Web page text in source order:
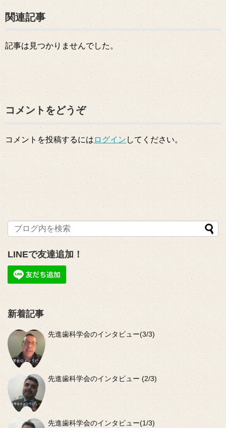
関連記事
記事は見つかりませんでした。
コメントをどうぞ
コメントを投稿するには ログイン してください。
LINEで友達追加！
新着記事
先進歯科学会のインタビュー(3/3)
先進歯科学会のインタビュー (2/3)
先進歯科学会のインタビュー(1/3)